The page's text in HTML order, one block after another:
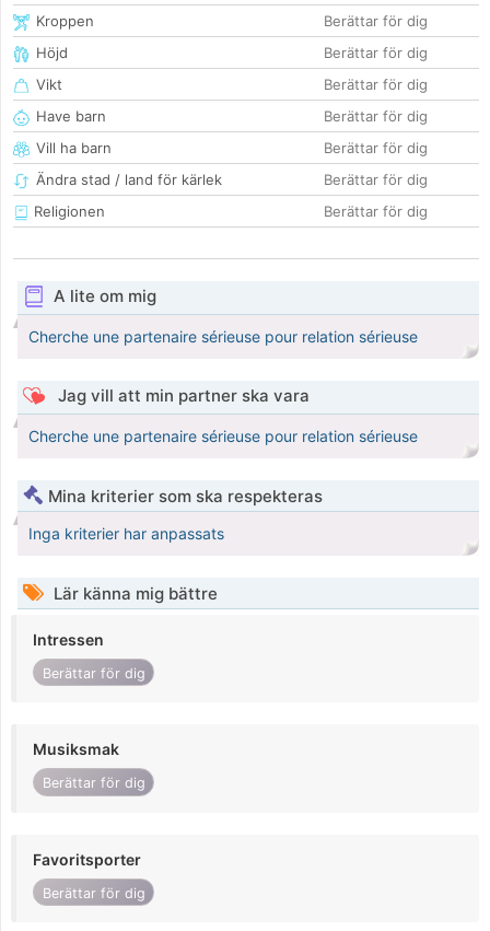
Kroppen
Berättar för dig
Höjd
Berättar för dig
Vikt
Berättar för dig
Have barn
Berättar för dig
Vill ha barn
Berättar för dig
Ändra stad / land för kärlek
Berättar för dig
Religionen
Berättar för dig
A lite om mig
Cherche une partenaire sérieuse pour relation sérieuse
Jag vill att min partner ska vara
Cherche une partenaire sérieuse pour relation sérieuse
Mina kriterier som ska respekteras
Inga kriterier har anpassats
Lär känna mig bättre
Intressen
Berättar för dig
Musiksmak
Berättar för dig
Favoritsporter
Berättar för dig